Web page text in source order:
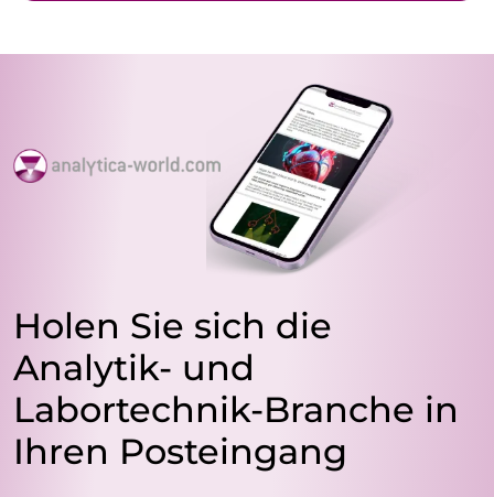
Holen Sie sich die
Analytik- und
Labortechnik-Branche in
Ihren Posteingang